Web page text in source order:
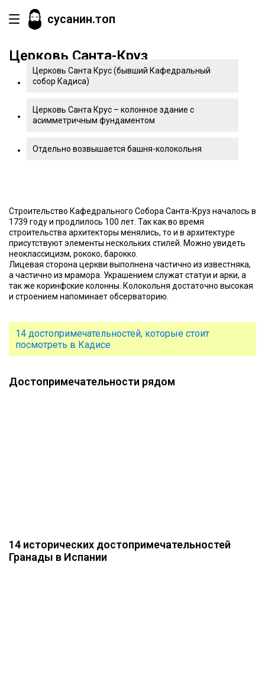
сусанин.топ
Церковь Санта-Круз
Церковь Санта Крус (бывший Кафедральный
собор Кадиса)
Церковь Санта Крус – колонное здание с
асимметричным фундаментом
Отдельно возвышается башня-колокольня
Строительство Кафедрального Собора Санта-Круз началось в
1739 году и продлилось 100 лет. Так как во время
строительства архитекторы менялись, то и в архитектуре
присутствуют элементы нескольких стилей. Можно увидеть
неоклассицизм, рококо, барокко.
Лицевая сторона церкви выполнена частично из известняка,
а частично из мрамора. Украшением служат статуи и арки, а
так же коринфские колонны. Колокольня достаточно высокая
и строением напоминает обсерваторию.
14 достопримечательностей, которые стоит
посмотреть в Кадисе
Достопримечательности рядом
14 исторических достопримечательностей
Гранады в Испании